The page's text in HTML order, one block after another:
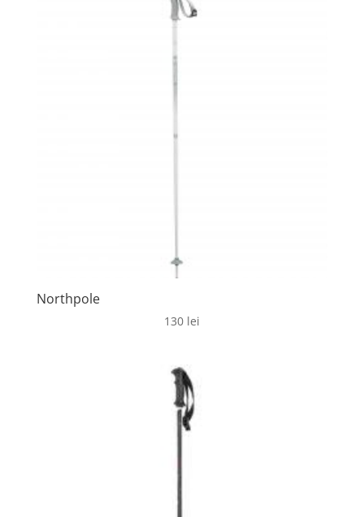
Northpole
130 lei